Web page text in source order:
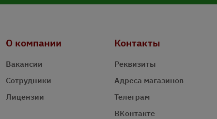
О компании
Вакансии
Сотрудники
Лицензии
Контакты
Реквизиты
Адреса магазинов
Телеграм
ВКонтакте